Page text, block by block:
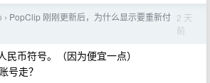
› PopClip 刚刚更新后，为什么显示要重新付 2 天
前
民币符号。（因为便宜一点）
号走？